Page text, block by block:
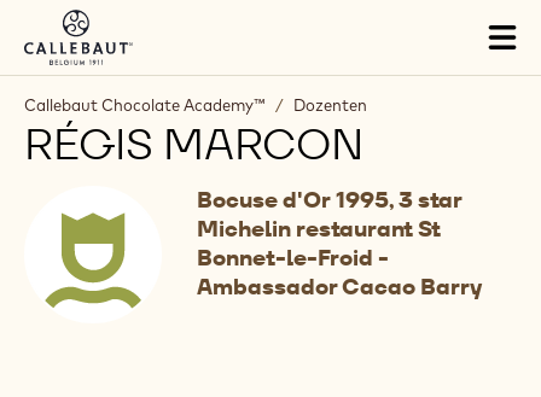
Skip to main content
Callebaut Chocolate Academy™ / Dozenten
RÉGIS MARCON
Bocuse d'Or 1995, 3 star
Michelin restaurant St
Bonnet-le-Froid -
Ambassador Cacao Barry